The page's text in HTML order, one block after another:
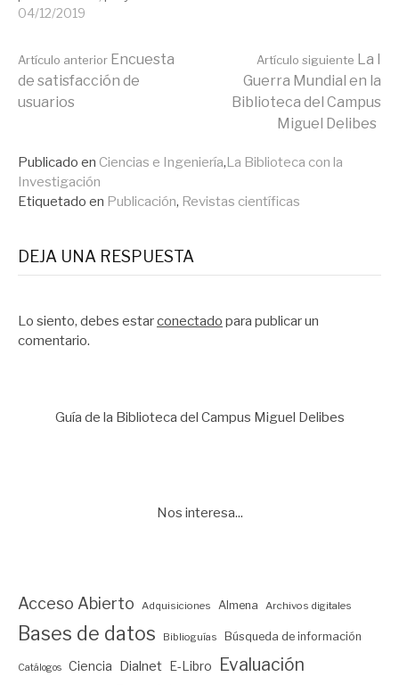
de investigación,
curriculum vitae de
nuestro personal docente
e investigador. A través
facilitar y agilizar el
proceso de evaluación de
las…
04/12/2019
Seguir
Artículo anterior Encuesta
de satisfacción de
usuarios
Artículo siguiente La I
Guerra Mundial en la
Biblioteca del Campus
Miguel Delibes
Publicado en Ciencias e Ingeniería,La Biblioteca con la
Investigación
Etiquetado en Publicación, Revistas científicas
DEJA UNA RESPUESTA
Lo siento, debes estarconectado para publicar un
comentario.
Guía de la Biblioteca del Campus Miguel Delibes
Nos interesa...
Acceso Abierto Adquisiciones Almena Archivos digitales
Bases de datos Biblioguías Búsqueda de información
Catálogos Ciencia Dialnet E-Libro Evaluación